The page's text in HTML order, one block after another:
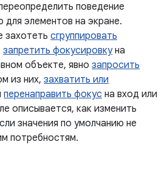
поведение
элементов на экране.
захотеть сгруппировать
запретить фокусировкуна
объекте, явно запросить
из них, захватить или
перенаправить фокус на вход или
описывается, как изменить
значения по умолчанию не
потребностям.